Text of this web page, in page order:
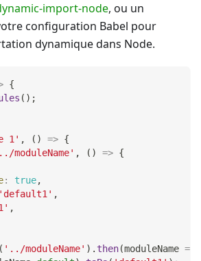
import-node, ou un
configuration Babel pour
dynamique dans Node.
{
( ) ;
1' , ( ) => {
moduleName' , ( ) => {
: true,
'default1' ,
,
( '../moduleName' ) . then(moduleName =>